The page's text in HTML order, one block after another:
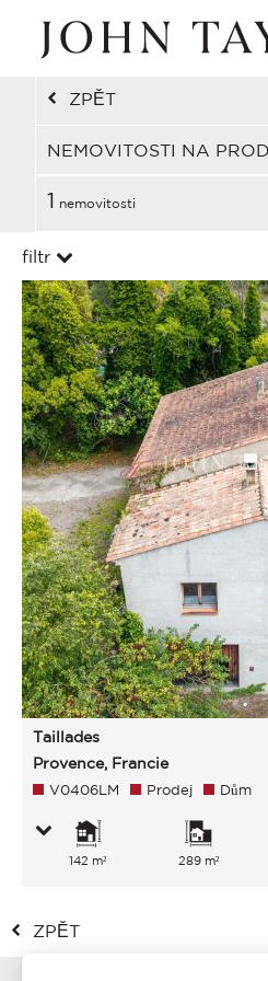
ZPĚT
NEMOVITOSTI NA
1 nemovitosti
filtr
Taillades
Provence, Francie
V0406LM Prodej Dům
142 m² 289 m²
ZPĚT